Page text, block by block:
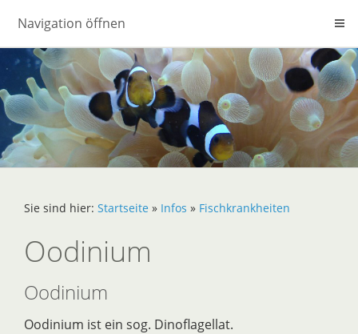
Navigation öffnen
Sie sind hier: Startseite » Infos » Fischkrankheiten
Oodinium
Oodinium
Oodinium ist ein sog. Dinoflagellat.